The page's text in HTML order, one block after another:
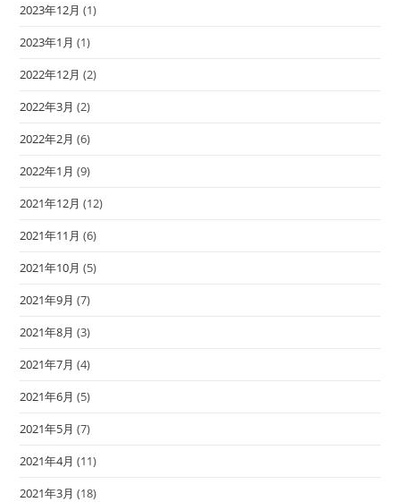
2023年12月 (1)
2023年1月 (1)
2022年12月 (2)
2022年3月 (2)
2022年2月 (6)
2022年1月 (9)
2021年12月 (12)
2021年11月 (6)
2021年10月 (5)
2021年9月 (7)
2021年8月 (3)
2021年7月 (4)
2021年6月 (5)
2021年5月 (7)
2021年4月 (11)
2021年3月 (18)